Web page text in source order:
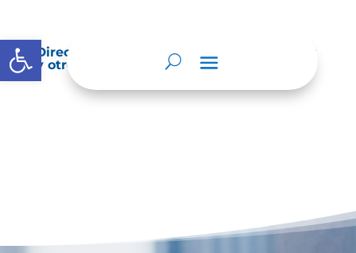
Abrir barra de herramientas
Directorio de agremiaciones, asociaciones
y otros grupos de interés